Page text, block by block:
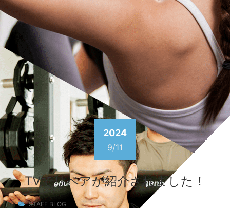
2024
9/11
TVでリペアが紹介されました！
STAFF BLOG